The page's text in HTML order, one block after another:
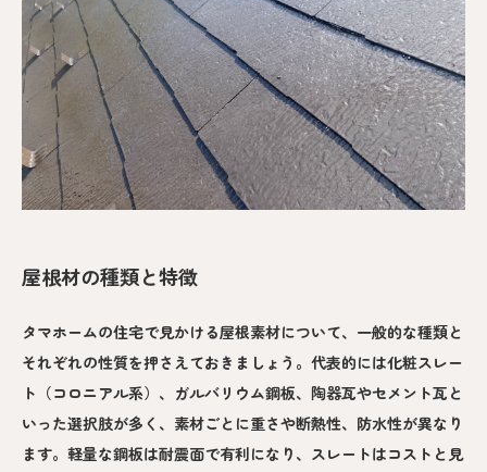
屋根材の種類と特徴
タマホームの住宅で見かける屋根素材について、一般的な種類と
それぞれの性質を押さえておきましょう。代表的には化粧スレー
ト（コロニアル系）、ガルバリウム鋼板、陶器瓦やセメント瓦と
いった選択肢が多く、素材ごとに重さや断熱性、防水性が異なり
ます。軽量な鋼板は耐震面で有利になり、スレートはコストと見